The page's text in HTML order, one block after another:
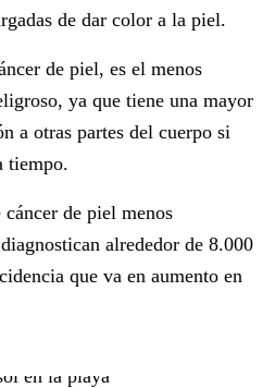
de dar color a la piel.
de piel, es el menos
, ya que tiene una mayor
a otras partes del cuerpo si
tiempo.
de piel menos
alrededor de 8.000
que va en aumento en